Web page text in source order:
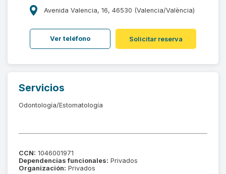
Avenida Valencia, 16, 46530 (Valencia/València)
Ver teléfono Solicitar reserva
Servicios
Odontología/Estomatología
CCN: 1046001971
Dependencias funcionales: Privados
Organización: Privados